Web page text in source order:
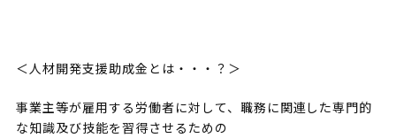
＜人材開発支援助成金とは・・・？＞
事業主等が雇用する労働者に対して、職務に関連した専門的
な知識及び技能を習得させるための